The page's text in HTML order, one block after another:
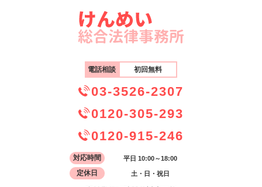
電話相談 初回無料
03-3526-2307
0120-305-293
0120-915-246
対応時間 平日 10:00～18:00
定休日 土・日・祝日